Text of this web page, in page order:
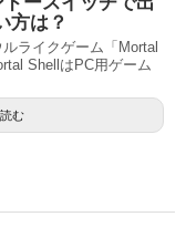
方は？
ライクゲーム「Mortal
ShellはPC用ゲーム
む